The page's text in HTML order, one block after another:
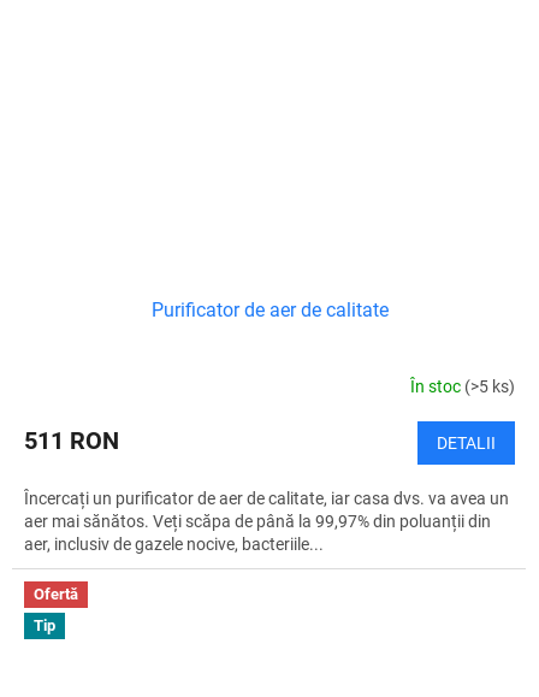
Purificator de aer de calitate
În stoc (>5 ks)
511 RON DETALII
Încercați un purificator de aer de calitate, iar casa dvs. va avea un
aer mai sănătos. Veți scăpa de până la 99,97% din poluanții din
aer, inclusiv de gazele nocive, bacteriile...
Ofertă
Tip